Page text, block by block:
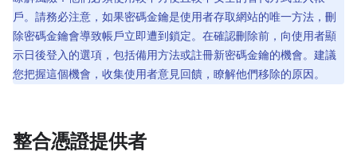
戶。請務必注意，如果密碼金鑰是使用者存取網站的唯一方法，刪
除密碼金鑰會導致帳戶立即遭到鎖定。在確認刪除前，向使用者顯
示日後登入的選項，包括備用方法或註冊新密碼金鑰的機會。建議
您把握這個機會，收集使用者意見回饋，瞭解他們移除的原因。
整合憑證提供者